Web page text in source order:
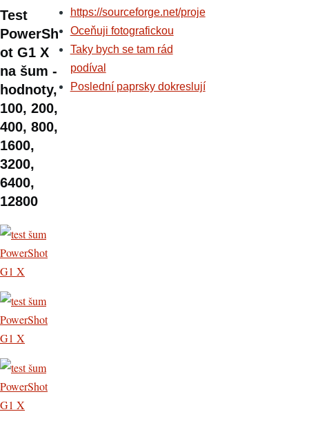
Test
PowerSh
ot G1 X
na šum -
hodnoty,
100, 200,
400, 800,
1600,
3200,
6400,
12800
https://sourceforge.net/proje
Oceňuji fotografickou
Taky bych se tam rád
podíval
Poslední paprsky dokreslují